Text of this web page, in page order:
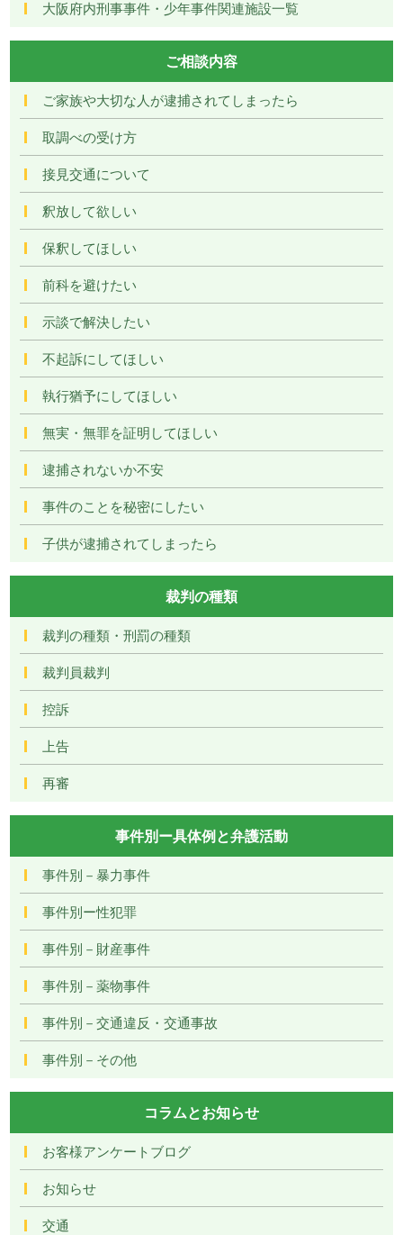
大阪府内刑事事件・少年事件関連施設一覧
ご相談内容
ご家族や大切な人が逮捕されてしまったら
取調べの受け方
接見交通について
釈放して欲しい
保釈してほしい
前科を避けたい
示談で解決したい
不起訴にしてほしい
執行猶予にしてほしい
無実・無罪を証明してほしい
逮捕されないか不安
事件のことを秘密にしたい
子供が逮捕されてしまったら
裁判の種類
裁判の種類・刑罰の種類
裁判員裁判
控訴
上告
再審
事件別ー具体例と弁護活動
事件別－暴力事件
事件別ー性犯罪
事件別－財産事件
事件別－薬物事件
事件別－交通違反・交通事故
事件別－その他
コラムとお知らせ
お客様アンケートブログ
お知らせ
交通